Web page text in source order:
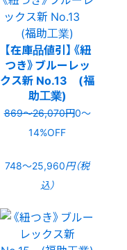
【在庫品値引】《紐
つき》ブルーレッ
クス新 No.13 (福
助工業)
869〜26,070円0〜
14%OFF
748〜25,960円（税
込）